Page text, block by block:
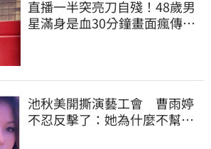
直播一半突亮刀自殘！48歲男
星滿身是血30分鐘畫面瘋傳
池秋美開撕演藝工會 曹雨婷
不忍反擊了：她為什麼不幫田